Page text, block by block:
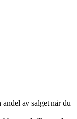
av salget når du